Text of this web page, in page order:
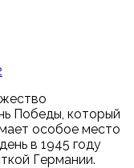
Победы, который
особое место
в 1945 году
Германии.